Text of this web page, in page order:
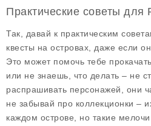
Практические советы для
Так, давай к практическим
квесты на островах, даже если
Это может помочь тебе
или не знаешь, что делать – не
распрашивать персонажей, они
не забывай про коллекционки –
каждом острове, но такие мелочи